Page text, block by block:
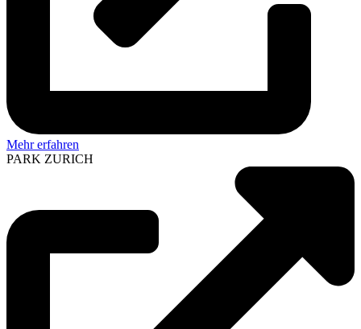
Mehr erfahren
PARK ZURICH